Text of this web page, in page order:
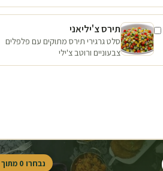
תירס צ'יליאני
סלט גרגירי תירס מתוקים עם פלפלים
צבעוניים ורוטב צ'ילי
נבחרו 0 מתוך